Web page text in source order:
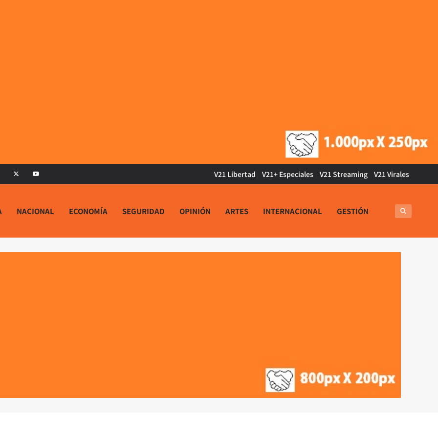
V21 Libertad V21+ Especiales V21 Streaming V21 Virales
NACIONAL ECONOMÍA SEGURIDAD OPINIÓN ARTES INTERNACIONAL GESTIÓN